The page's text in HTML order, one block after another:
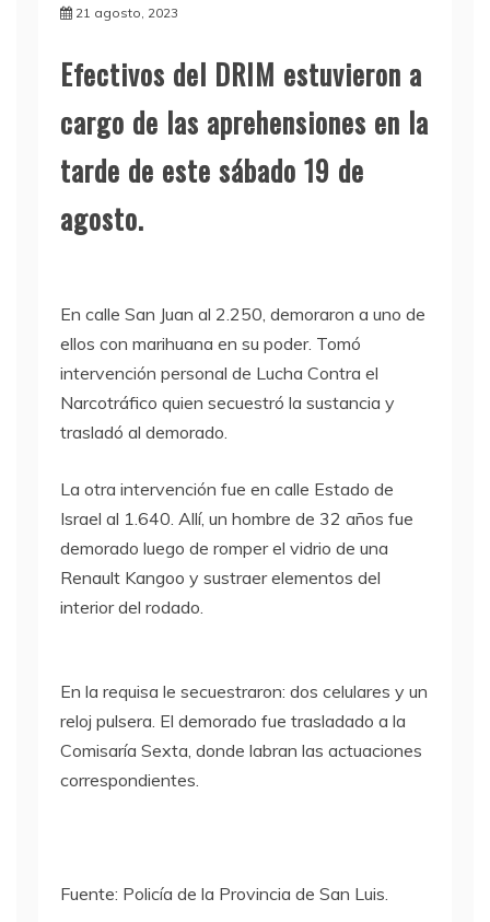
21 agosto, 2023
Efectivos del DRIM estuvieron a
cargo de las aprehensiones en la
tarde de este sábado 19 de
agosto.
En calle San Juan al 2.250, demoraron a uno de
ellos con marihuana en su poder. Tomó
intervención personal de Lucha Contra el
Narcotráfico quien secuestró la sustancia y
trasladó al demorado.
La otra intervención fue en calle Estado de
Israel al 1.640. Allí, un hombre de 32 años fue
demorado luego de romper el vidrio de una
Renault Kangoo y sustraer elementos del
interior del rodado.
En la requisa le secuestraron: dos celulares y un
reloj pulsera. El demorado fue trasladado a la
Comisaría Sexta, donde labran las actuaciones
correspondientes.
Fuente: Policía de la Provincia de San Luis.